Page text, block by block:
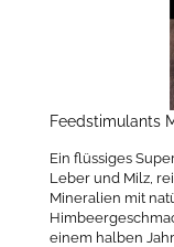
Feedstimulants
Ein flüssiges
Leber und Milz,
Mineralien mit
einem halben